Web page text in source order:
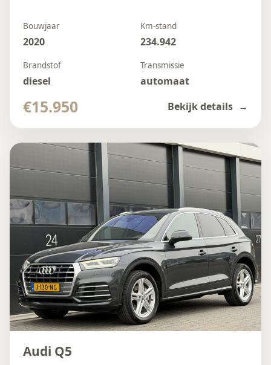
Bouwjaar
2020
Km-stand
234.942
Brandstof
diesel
Transmissie
automaat
€15.950 Bekijk details
Audi Q5